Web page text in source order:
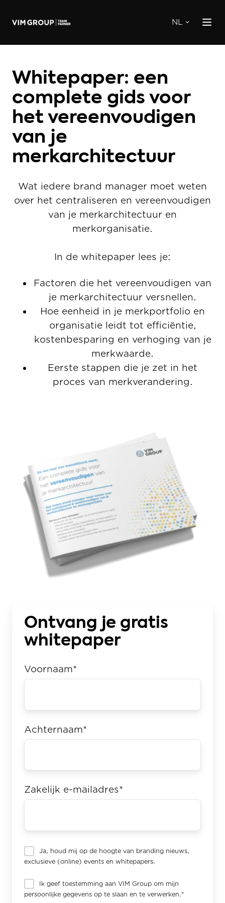
NL
Whitepaper: een
complete gids voor
het vereenvoudigen
van je
merkarchitectuur
Wat iedere brand manager moet weten
over het centraliseren en vereenvoudigen
van je merkarchitectuur en
merkorganisatie.
In de whitepaper lees je:
Factoren die het vereenvoudigen van
je merkarchitectuur versnellen.
Hoe eenheid in je merkportfolio en
organisatie leidt tot efficiëntie,
kostenbesparing en verhoging van je
merkwaarde.
Eerste stappen die je zet in het
proces van merkverandering.
Ontvang je gratis
whitepaper
Voornaam*
Achternaam*
Zakelijk e-mailadres*
Ja, houd mij op de hoogte van branding nieuws,
exclusieve (online) events en whitepapers.
Ik geef toestemming aan VIM Group om mijn
persoonlijke gegevens op te slaan en te verwerken.*